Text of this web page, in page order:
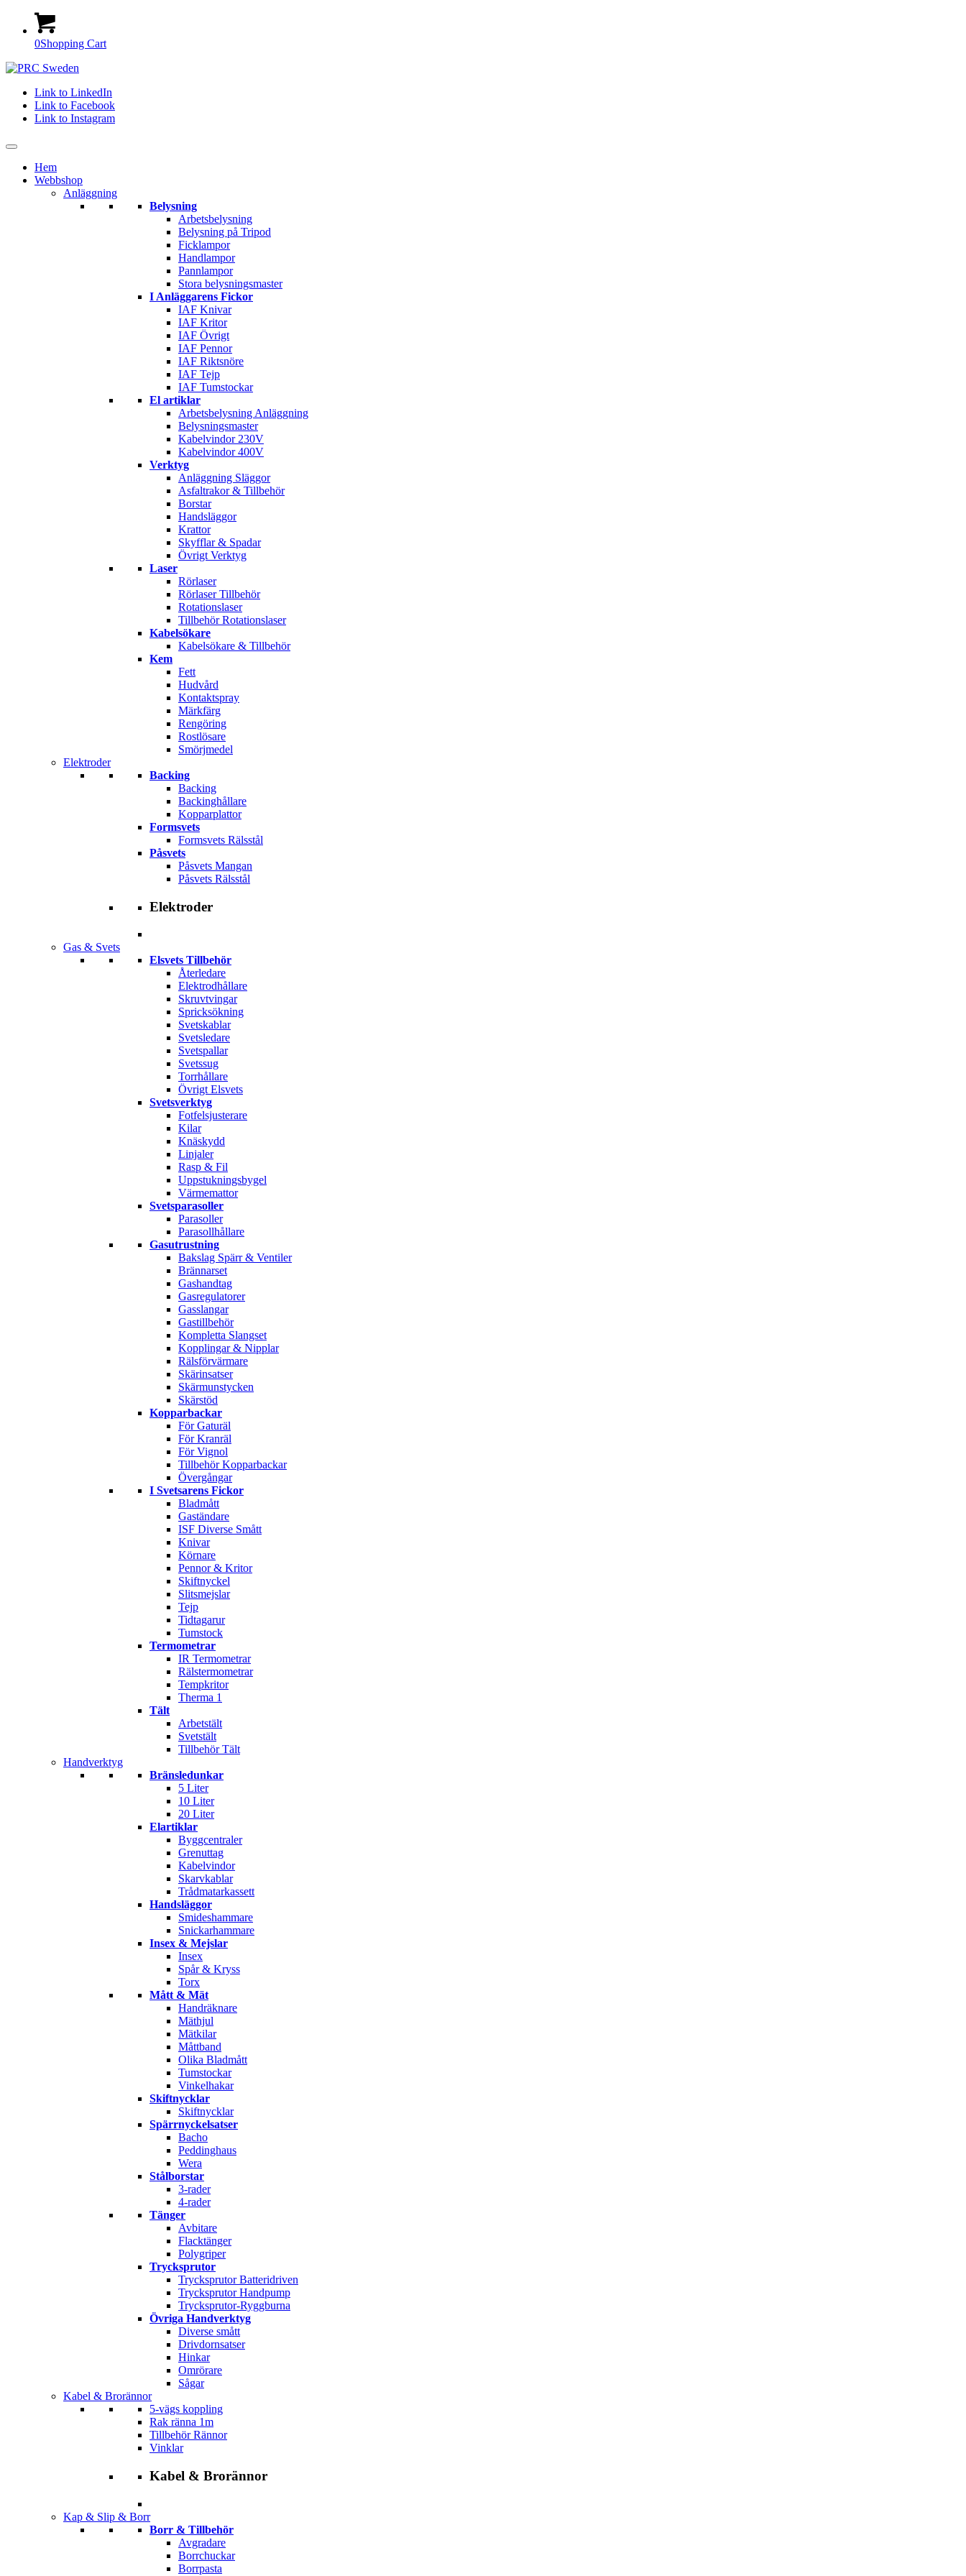
0Shopping Cart
Link to LinkedIn
Link to Facebook
Link to Instagram
Hem
Webbshop
Anläggning
Belysning
Arbetsbelysning
Belysning på Tripod
Ficklampor
Handlampor
Pannlampor
Stora belysningsmaster
I Anläggarens Fickor
IAF Knivar
IAF Kritor
IAF Övrigt
IAF Pennor
IAF Riktsnöre
IAF Tejp
IAF Tumstockar
El artiklar
Arbetsbelysning Anläggning
Belysningsmaster
Kabelvindor 230V
Kabelvindor 400V
Verktyg
Anläggning Släggor
Asfaltrakor & Tillbehör
Borstar
Handsläggor
Krattor
Skyfflar & Spadar
Övrigt Verktyg
Laser
Rörlaser
Rörlaser Tillbehör
Rotationslaser
Tillbehör Rotationslaser
Kabelsökare
Kabelsökare & Tillbehör
Kem
Fett
Hudvård
Kontaktspray
Märkfärg
Rengöring
Rostlösare
Smörjmedel
Elektroder
Backing
Backing
Backinghållare
Kopparplattor
Formsvets
Formsvets Rälsstål
Påsvets
Påsvets Mangan
Påsvets Rälsstål
Elektroder
Gas & Svets
Elsvets Tillbehör
Återledare
Elektrodhållare
Skruvtvingar
Spricksökning
Svetskablar
Svetsledare
Svetspallar
Svetssug
Torrhållare
Övrigt Elsvets
Svetsverktyg
Fotfelsjusterare
Kilar
Knäskydd
Linjaler
Rasp & Fil
Uppstukningsbygel
Värmemattor
Svetsparasoller
Parasoller
Parasollhållare
Gasutrustning
Bakslag Spärr & Ventiler
Brännarset
Gashandtag
Gasregulatorer
Gasslangar
Gastillbehör
Kompletta Slangset
Kopplingar & Nipplar
Rälsförvärmare
Skärinsatser
Skärmunstycken
Skärstöd
Kopparbackar
För Gaturäl
För Kranräl
För Vignol
Tillbehör Kopparbackar
Övergångar
I Svetsarens Fickor
Bladmått
Gaständare
ISF Diverse Smått
Knivar
Körnare
Pennor & Kritor
Skiftnyckel
Slitsmejslar
Tejp
Tidtagarur
Tumstock
Termometrar
IR Termometrar
Rälstermometrar
Tempkritor
Therma 1
Tält
Arbetstält
Svetstält
Tillbehör Tält
Handverktyg
Bränsledunkar
5 Liter
10 Liter
20 Liter
Elartiklar
Byggcentraler
Grenuttag
Kabelvindor
Skarvkablar
Trådmatarkassett
Handsläggor
Smideshammare
Snickarhammare
Insex & Mejslar
Insex
Spår & Kryss
Torx
Mått & Mät
Handräknare
Mäthjul
Mätkilar
Måttband
Olika Bladmått
Tumstockar
Vinkelhakar
Skiftnycklar
Skiftnycklar
Spärrnyckelsatser
Bacho
Peddinghaus
Wera
Stålborstar
3-rader
4-rader
Tänger
Avbitare
Flacktänger
Polygriper
Trycksprutor
Trycksprutor Batteridriven
Trycksprutor Handpump
Trycksprutor-Ryggburna
Övriga Handverktyg
Diverse smått
Drivdornsatser
Hinkar
Omrörare
Sågar
Kabel & Brorännor
5-vägs koppling
Rak ränna 1m
Tillbehör Rännor
Vinklar
Kabel & Brorännor
Kap & Slip & Borr
Borr & Tillbehör
Avgradare
Borrchuckar
Borrpasta